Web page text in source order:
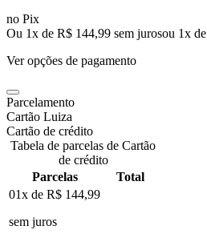
no Pix
Ou 1x de R$ 144,99 sem jurosou 1x de
Ver opções de pagamento
Parcelamento
Cartão Luiza
Cartão de crédito
Tabela de parcelas de Cartão
de crédito
Parcelas
Total
01x de R$ 144,99
sem juros